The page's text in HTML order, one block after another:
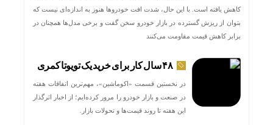
کاهش یافته است. با این حال، شدت افت خودروها هنوز به اندازه‌ای نیست که
بتوان از ریزش گسترده در بازار خودرو سخن گفت و برخی مدل‌ها همچنان در
برابر کاهش قیمت مقاومت می‌کنند
۴۸ سال کار برای خرید یک تویوتا کمری
در نخستین قسمت «اکوماشین»، مهم‌ترین اتفاقات هفته
در صنعت و بازار خودرو را مرور کرده‌ایم؛ از اخبار اثرگذار
این هفته تا روند قیمت‌ها و تحولات بازار.